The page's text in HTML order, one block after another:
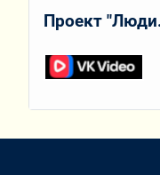
Проект